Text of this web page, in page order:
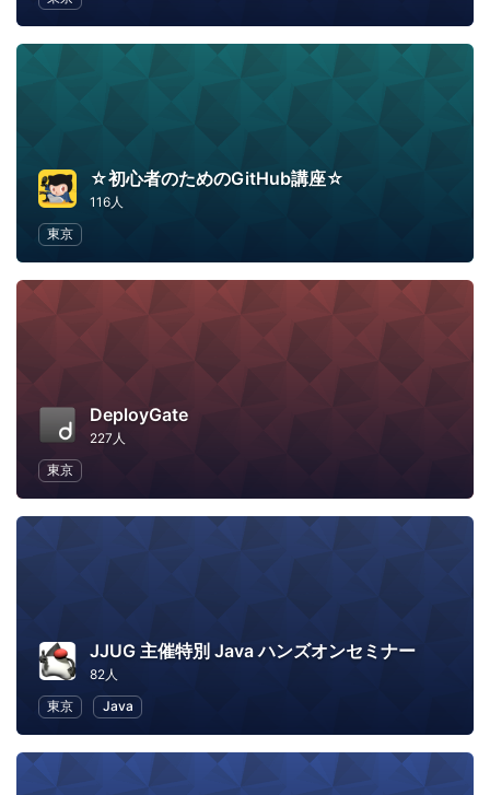
☆初心者のためのGitHub講座☆
116人
東京
DeployGate
227人
東京
JJUG 主催特別 Java ハンズオンセミナー
82人
東京
Java